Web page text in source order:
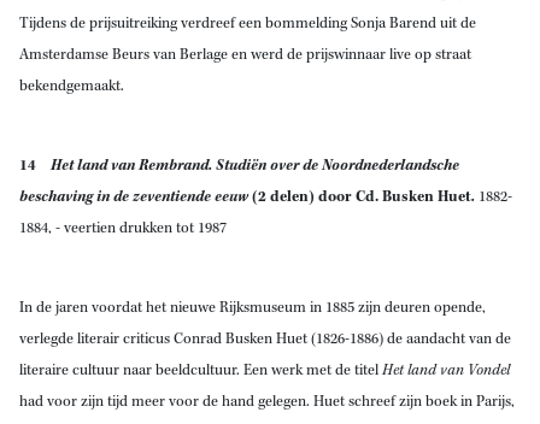
Tijdens de prijsuitreiking verdreef een bommelding Sonja Barend uit de
Amsterdamse Beurs van Berlage en werd de prijswinnaar live op straat
bekendgemaakt.
14Het land van Rembrand. Studiën over de Noordnederlandsche
beschaving in de zeventiende eeuw(2 delen) door Cd. Busken Huet. 1882-
1884, - veertien drukken tot 1987
In de jaren voordat het nieuwe Rijksmuseum in 1885 zijn deuren opende,
verlegde literair criticus Conrad Busken Huet (1826-1886) de aandacht van de
literaire cultuur naar beeldcultuur. Een werk met de titelHet land van Vondel
had voor zijn tijd meer voor de hand gelegen. Huet schreef zijn boek in Parijs,